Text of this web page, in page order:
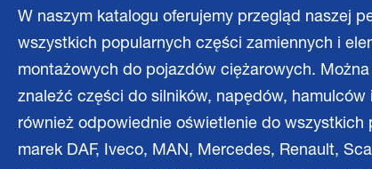
W naszym katalogu oferujemy przegląd naszej
wszystkich popularnych części zamiennych i
montażowych do pojazdów ciężarowych. Można
znaleźć części do silników, napędów, hamulców
również odpowiednie oświetlenie do wszystkich
marek DAF, Iveco, MAN, Mercedes, Renault,